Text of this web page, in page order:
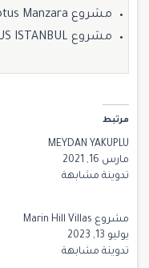
مشروع Lotus Manzara
مشروع LOTUS ISTANBUL لوتس اسطنبول
مرتبط
MEYDAN YAKUPLU
مارس 16, 2021
تدوينة مشابهة
مشروع Marin Hill Villas
يوليو 13, 2023
تدوينة مشابهة